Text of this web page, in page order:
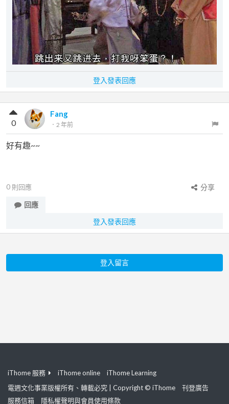
登入發表回應
Fang
． 2 年前
0
好有趣~~
0 則回應
分享
回應
登入發表回應
登入留言
iThome 服務 iThome online
iThome Learning
電週文化事業版權所有、轉載必究 | Copyright © iThome
刊登廣告
服務信箱
隱私權聲明與會員使用條款